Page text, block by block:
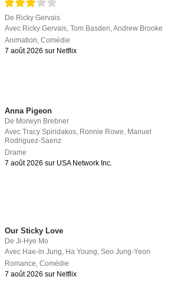
De Ricky Gervais
Avec Ricky Gervais,Tom Basden,Andrew Brooke
Animation,Comédie
7 août 2026 sur Netflix
Anna Pigeon
De Morwyn Brebner
AvecTracy Spiridakos Ronnie Rowe Manuel
Rodriguez-Saenz
Drame
7 août 2026 sur USA Network Inc.
Our Sticky Love
DeJi-Hye Mo
Avec Hae-in Jung, Ha Young,Seo Jung-Yeon
Romance,Comédie
7 août 2026 sur Netflix